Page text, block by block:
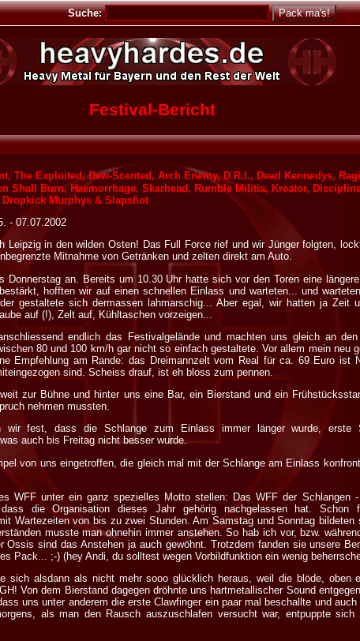
Suche:
Festival-Bericht
The Exploited, Dew-Scented, Arch Enemy, D.R.I., Dead Kennedys,
Shall Burn, Haemorrhage, Skarhead, Rumble Militia, Kreator,
Murphys & Slapshot
- 07.07.2002
Leipzig in den wilden Osten! Das Full Force rief und wir Jünger folgten,
Mitnahme von Getränken und zelten direkt am Auto.
Donnerstag an. Bereits um 10.30 Uhr hatte sich vor den Toren eine
hofften wir auf einen schnellen Einlass und warteten... und
gestaltete sich dermassen lahmarschig... Aber egal, wir hatten ja Zeit
auf (!), Zelt auf, Kühltaschen vorzeigen...
endlich das Festivalgelände und machten uns gleich an
80 und 100 km/h gar nicht so einfach gestaltete. Vor allem mein neu
Empfehlung am Rande: das Dreimannzelt vom Real für ca. 69 Euro ist
sind. Scheiss drauf, ist eh bloss zum pennen.
zur Bühne und hinter uns eine Bar, ein Bierstand und ein
nehmen mussten.
wir fest, dass die Schlange zum Einlass immer länger wurde, erste
auch bis Freitag nicht besser wurde.
von uns eingetroffen, die gleich mal mit der Schlange am Einlass
WFF unter ein ganz spezielles Motto stellen: Das WFF der Schlangen -
die Organisation dieses Jahr gehörig nachgelassen hat.
Wartezeiten von bis zu zwei Stunden. Am Samstag und Sonntag
musste man ohnehin immer anstehen. So hab ich vor, bzw.
Ossis sind das Anstehen ja auch gewöhnt. Trotzdem fanden sie unsere
Pack... ;-) (hey Andi, du solltest wegen Vorbildfunktion ein wenig
sich alsdann als nicht mehr sooo glücklich heraus, weil die blöde, oben
Von dem Bierstand dagegen dröhnte uns hartmetallischer Sound
uns unter anderem die erste Clawfinger ein paar mal beschallte und
als man den Rausch auszuschlafen versucht war, entpuppte